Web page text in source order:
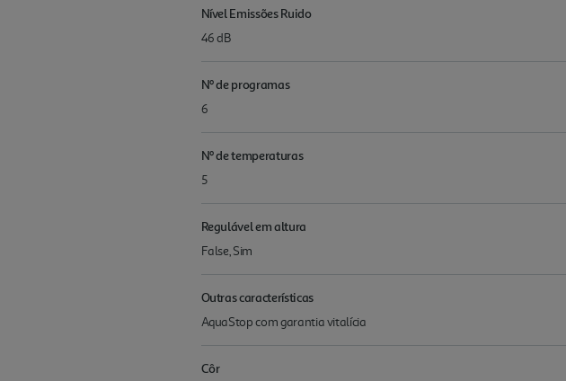
Nível Emissões Ruido
46 dB
Nº de programas
6
Nº de temperaturas
5
Regulável em altura
False, Sim
Outras características
AquaStop com garantia vitalícia
Côr